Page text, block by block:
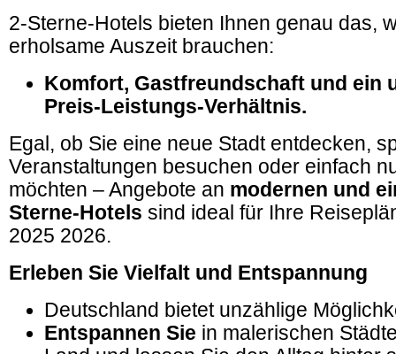
2-Sterne-Hotels bieten Ihnen genau das,
erholsame Auszeit brauchen:
Komfort, Gastfreundschaft und ein
Preis-Leistungs-Verhältnis.
Egal, ob Sie eine neue Stadt entdecken,
Veranstaltungen besuchen oder einfach
möchten – Angebote an modernen und
Sterne-Hotels sind ideal für Ihre
2025 2026.
Erleben Sie Vielfalt und Entspannung
Deutschland bietet unzählige
Entspannen Sie in malerischen